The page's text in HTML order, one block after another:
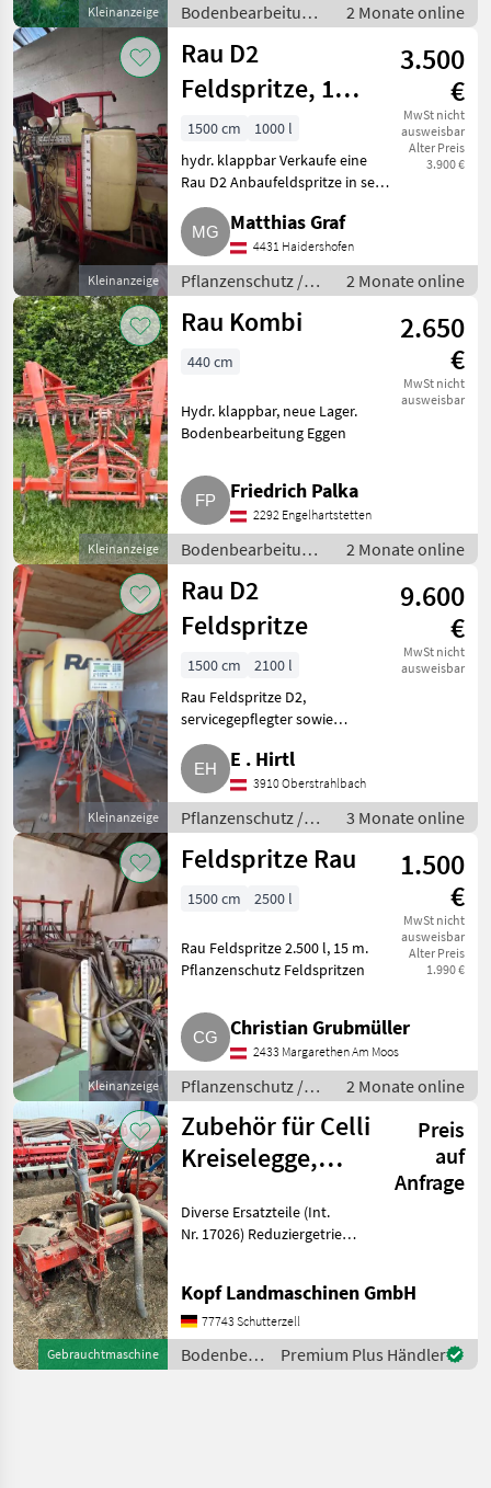
Kleinanzeige
Bodenbearbeitung
/ Eggen
2 Monate online
Kleinanzeige
Rau D2
Feldspritze, 15
m Gestänge,
1.000 l Tank
3.500
€
MwSt nicht
ausweisbar
Alter Preis
3.900 €
1500 cm
1000 l
hydr. klappbar Verkaufe eine
Rau D2 Anbaufeldspritze in sehr
gutem Zustand, 1.000 l
Tankvolumen, 15 m AB, hydr.
Klappgestänge, stabil und
leichtgängig, Spül- und Han
Matthias Graf
4431 Haidershofen
Pflanzenschutz /
Feldspritzen
2 Monate online
Kleinanzeige
Rau Kombi
2.650
€
MwSt nicht
ausweisbar
440 cm
Hydr. klappbar, neue Lager.
Bodenbearbeitung Eggen
Friedrich Palka
2292 Engelhartstetten
Bodenbearbeitung
/ Eggen
2 Monate online
Kleinanzeige
Rau D2
Feldspritze
9.600
€
MwSt nicht
ausweisbar
1500 cm
2100 l
Rau Feldspritze D2,
servicegepflegter sowie
neuwertiger Zustand, sofort
abholbar. Pflanzenschutz
Feldspritzen
E . Hirtl
3910 Oberstrahlbach
Pflanzenschutz /
Feldspritzen
3 Monate online
Kleinanzeige
Feldspritze Rau
1.500
€
MwSt nicht
ausweisbar
Alter Preis
1.990 €
1500 cm 2500 l
Rau Feldspritze 2.500 l, 15 m.
Pflanzenschutz Feldspritzen
Christian Grubmüller
2433 Margarethen Am Moos
Pflanzenschutz /
Feldspritzen
2 Monate online
Gebrauchtmaschine
Zubehör für Celli
Kreiselegge,
Rotort
Preis
auf
Anfrage
Diverse Ersatzteile (Int.
Nr. 17026) Reduziergetriebe
Verteilerkopf 4-reihig mit
Zyklon
Kopf Landmaschinen GmbH
77743 Schutterzell
Bodenbearbeitung
/ Rau
Premium Plus Händler